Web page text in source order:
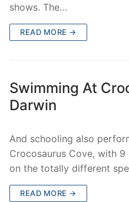
shows. The…
READ MORE →
Swimming At
Darwin
And schooling also
Crocosaurus Cove, with
on the totally different
READ MORE →